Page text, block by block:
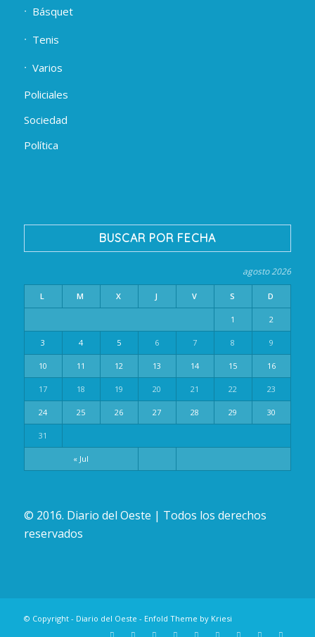
Básquet
Tenis
Varios
Policiales
Sociedad
Política
BUSCAR POR FECHA
agosto 2026
L M X J V S D
« Jul
1 2
3 4 5 6 7 8 9
10 11 12 13 14 15 16
17 18 19 20 21 22 23
24 25 26 27 28 29 30
31
© 2016. Diario del Oeste | Todos los derechos
reservados
© Copyright - Diario del Oeste - Enfold Theme by Kriesi